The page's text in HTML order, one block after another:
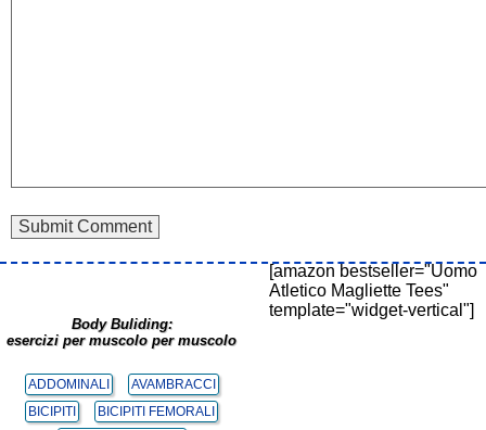
[amazon bestseller="Uomo
Atletico Magliette Tees"
template="widget-vertical"]
Body Buliding:
esercizi per muscolo per muscolo
ADDOMINALI
AVAMBRACCI
BICIPITI
BICIPITI FEMORALI